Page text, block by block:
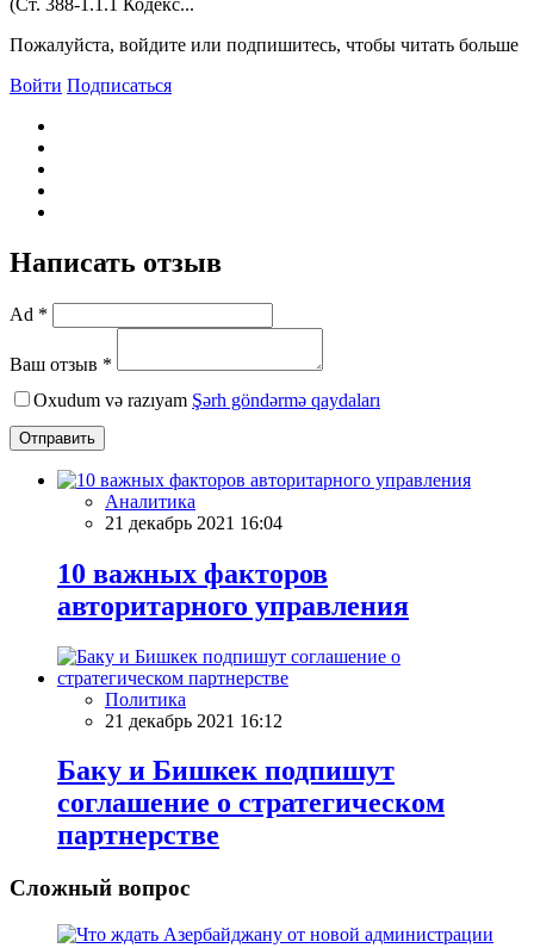
(Ст. 388-1.1.1 Кодекс...
Пожалуйста, войдите или подпишитесь, чтобы читать больше
Войти Подписаться
Написать отзыв
Ad *
Ваш отзыв *
Oxudum və razıyam Şərh göndərmə qaydaları
Отправить
Аналитика
21 декабрь 2021 16:04
10 важных факторов
авторитарного управления
Политика
21 декабрь 2021 16:12
Баку и Бишкек подпишут
соглашение о стратегическом
партнерстве
Сложный вопрос